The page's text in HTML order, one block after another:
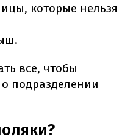
которые нельзя
все, чтобы
подразделении